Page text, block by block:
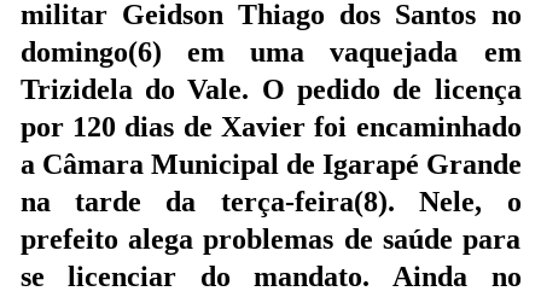
militar Geidson Thiago dos Santos no
domingo(6) em uma vaquejada em
Trizidela do Vale. O pedido de licença
por 120 dias de Xavier foi encaminhado
a Câmara Municipal de Igarapé Grande
na tarde da terça-feira(8). Nele, o
prefeito alega problemas de saúde para
se licenciar do mandato. Ainda no